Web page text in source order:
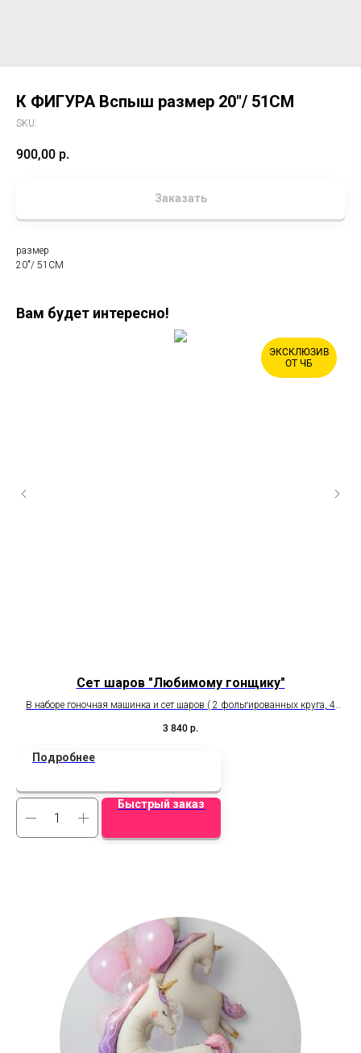
К ФИГУРА Вспыш размер 20"/ 51CM
SKU:
900,00 р.
Заказать
размер
20"/ 51CM
Вам будет интересно!
ЭКСКЛЮЗИВ
ОТ ЧБ
Сет шаров "Любимому гонщику"
В наборе гоночная машинка и сет шаров ( 2 фольгированных круга, 4
3 840 р.
Подробнее
Быстрый заказ